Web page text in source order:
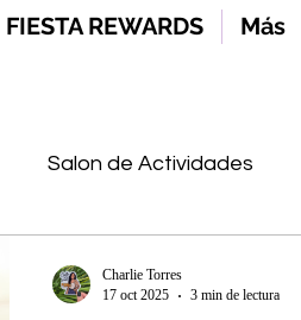
FIESTA REWARDS Más
Salon de Actividades
Charlie Torres
17 oct 2025
3 min de lectura